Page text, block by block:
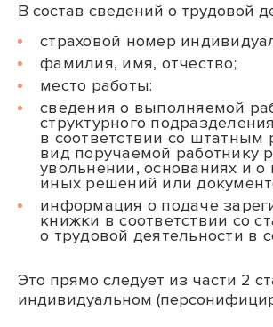
В состав сведений о трудовой
страховой номер
фамилия, имя, отчество;
место работы:
сведения о выполняемой
структурного
в соответствии со
вид поручаемой работнику
увольнении, основаниях и
иных решений или
информация о подаче
книжки в соответствии со
о трудовой деятельности в
Это прямо следует из части 2
индивидуальном